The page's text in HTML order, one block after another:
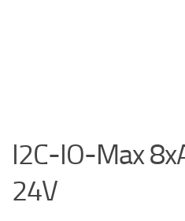
I2C-IO-Max
24V